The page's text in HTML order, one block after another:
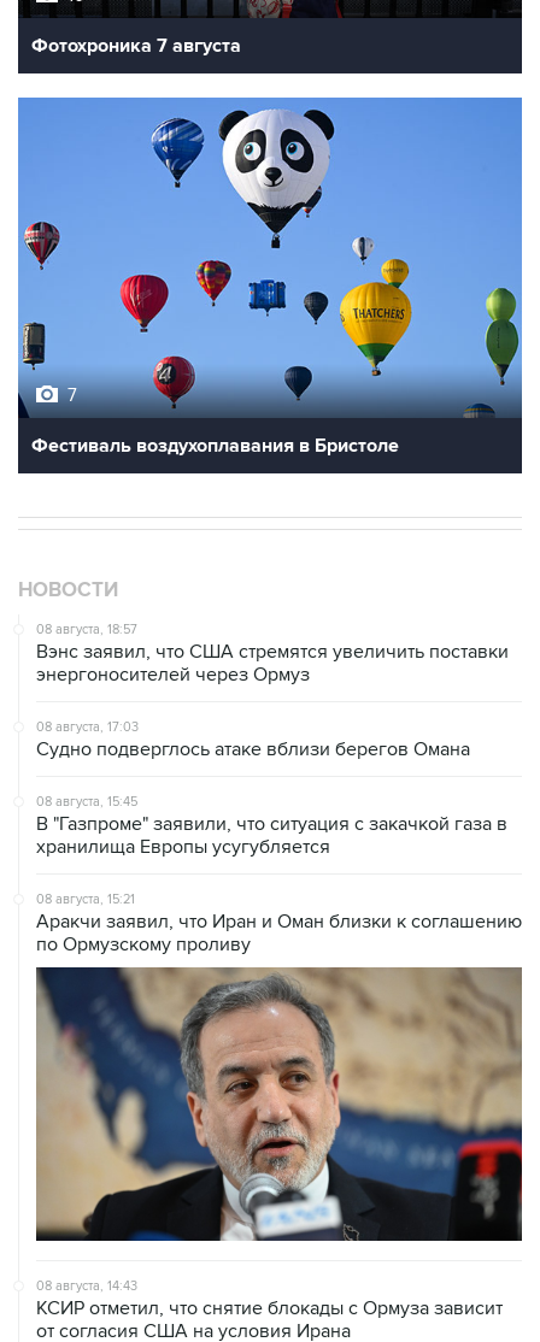
Фотохроника 7 августа
7
Фестиваль воздухоплавания в Бристоле
НОВОСТИ
08 августа, 18:57
Вэнс заявил, что США стремятся увеличить поставки
энергоносителей через Ормуз
08 августа, 17:03
Судно подверглось атаке вблизи берегов Омана
08 августа, 15:45
В "Газпроме" заявили, что ситуация с закачкой газа в
хранилища Европы усугубляется
08 августа, 15:21
Аракчи заявил, что Иран и Оман близки к соглашению
по Ормузскому проливу
08 августа, 14:43
КСИР отметил, что снятие блокады с Ормуза зависит
от согласия США на условия Ирана